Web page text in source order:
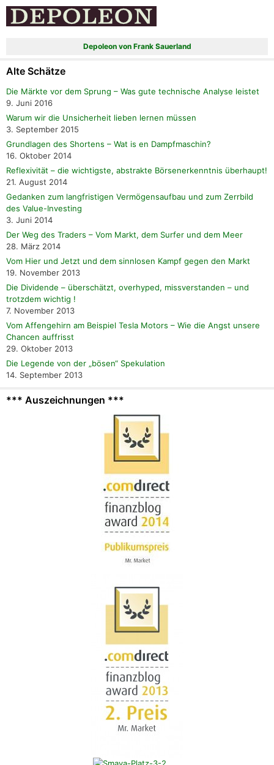
Depoleon von Frank Sauerland
Alte Schätze
Die Märkte vor dem Sprung – Was gute technische Analyse leistet
9. Juni 2016
Warum wir die Unsicherheit lieben lernen müssen
3. September 2015
Grundlagen des Shortens – Wat is en Dampfmaschin?
16. Oktober 2014
Reflexivität – die wichtigste, abstrakte Börsenerkenntnis überhaupt!
21. August 2014
Gedanken zum langfristigen Vermögensaufbau und zum Zerrbild
des Value-Investing
3. Juni 2014
Der Weg des Traders – Vom Markt, dem Surfer und dem Meer
28. März 2014
Vom Hier und Jetzt und dem sinnlosen Kampf gegen den Markt
19. November 2013
Die Dividende – überschätzt, overhyped, missverstanden – und
trotzdem wichtig !
7. November 2013
Vom Affengehirn am Beispiel Tesla Motors – Wie die Angst unsere
Chancen auffrisst
29. Oktober 2013
Die Legende von der „bösen“ Spekulation
14. September 2013
*** Auszeichnungen ***